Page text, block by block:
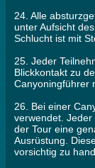
24. Alle
unter Aufsicht
Schlucht ist mit
25. Jeder
Blickkontakt zu
Canyoningführer
26. Bei einer
verwendet.
der Tour eine
Ausrüstung.
vorsichtig zu